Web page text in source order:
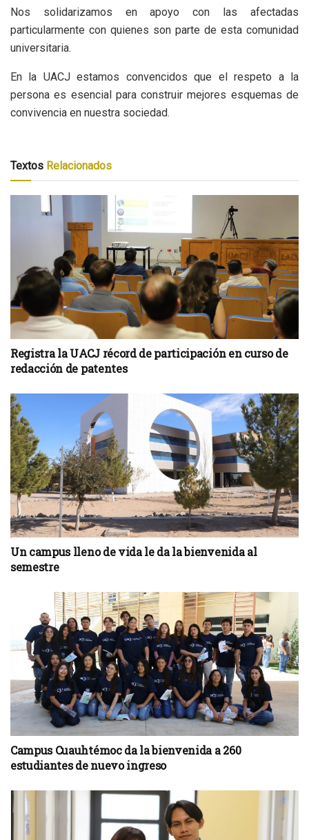
Nos solidarizamos en apoyo con las afectadas
particularmente con quienes son parte de esta comunidad
universitaria.
En la UACJ estamos convencidos que el respeto a la
persona es esencial para construir mejores esquemas de
convivencia en nuestra sociedad.
Textos Relacionados
Registra la UACJ récord de participación en curso de
redacción de patentes
Un campus lleno de vida le da la bienvenida al
semestre
Campus Cuauhtémoc da la bienvenida a 260
estudiantes de nuevo ingreso